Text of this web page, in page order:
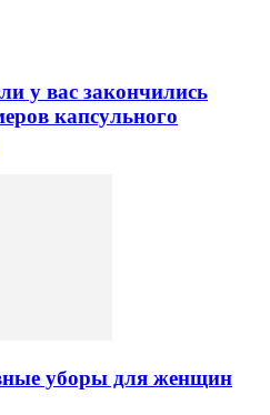
у вас закончились
капсульного
уборы для женщин